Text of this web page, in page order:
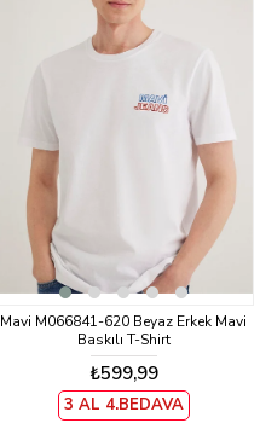
Mavi M066841-620 Beyaz Erkek Mavi
Baskılı T-Shirt
₺599,99
3 AL 4.BEDAVA